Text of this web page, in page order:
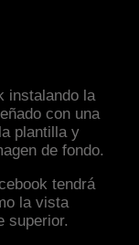
instalando la
con una
plantilla y
de fondo.
tendrá
la vista
superior.